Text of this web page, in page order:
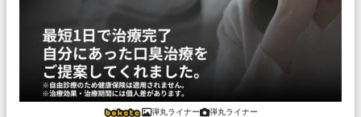
弾丸ライナー 弾丸ライナー